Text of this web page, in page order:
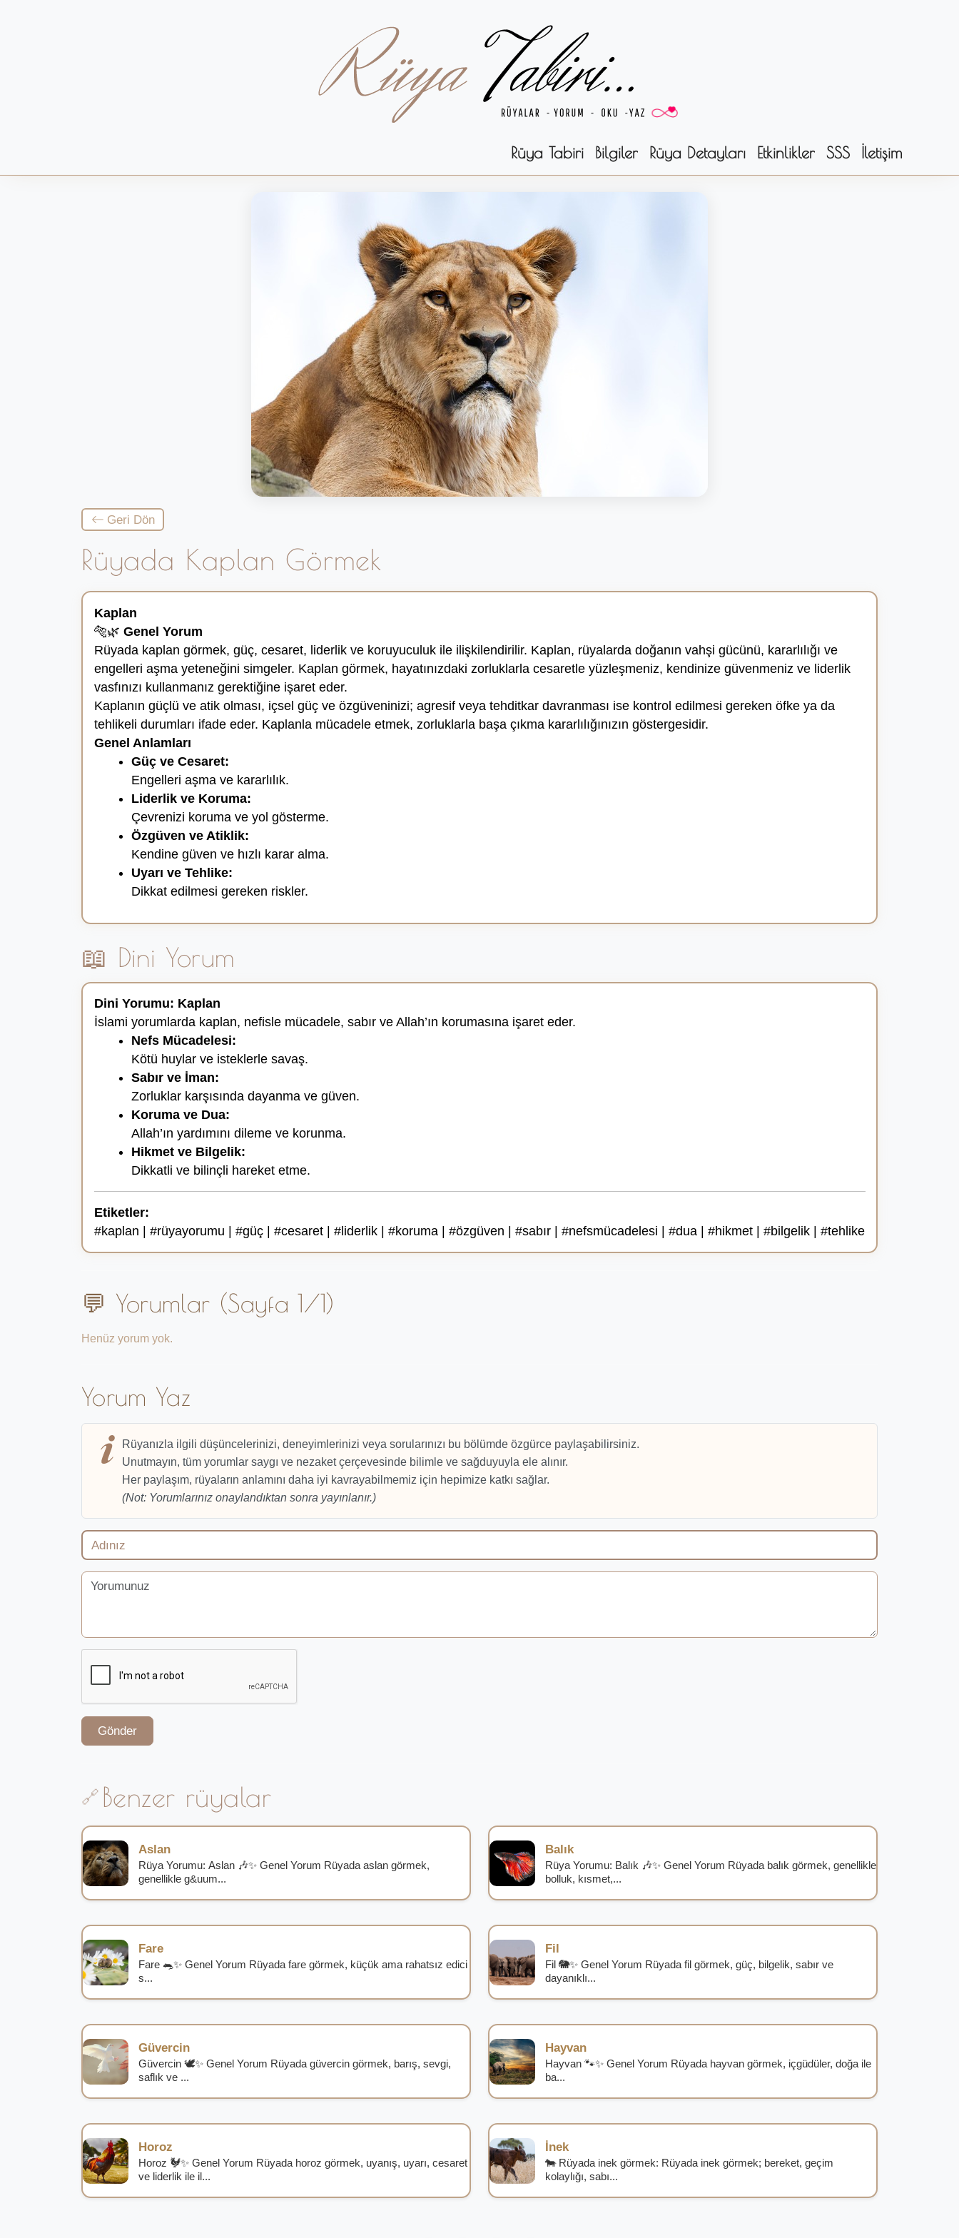
Rüya Tabiri Bilgiler Rüya Detayları Etkinlikler SSS İletişim
Geri Dön
Rüyada Kaplan Görmek
Kaplan
🐅🌿 Genel Yorum
Rüyada kaplan görmek, güç, cesaret, liderlik ve koruyuculuk ile ilişkilendirilir. Kaplan, rüyalarda doğanın vahşi gücünü, kararlılığı ve
engelleri aşma yeteneğini simgeler. Kaplan görmek, hayatınızdaki zorluklarla cesaretle yüzleşmeniz, kendinize güvenmeniz ve liderlik
vasfınızı kullanmanız gerektiğine işaret eder.
Kaplanın güçlü ve atik olması, içsel güç ve özgüveninizi; agresif veya tehditkar davranması ise kontrol edilmesi gereken öfke ya da
tehlikeli durumları ifade eder. Kaplanla mücadele etmek, zorluklarla başa çıkma kararlılığınızın göstergesidir.
Genel Anlamları
Güç ve Cesaret:
Engelleri aşma ve kararlılık.
Liderlik ve Koruma:
Çevrenizi koruma ve yol gösterme.
Özgüven ve Atiklik:
Kendine güven ve hızlı karar alma.
Uyarı ve Tehlike:
Dikkat edilmesi gereken riskler.
📖 Dini Yorum
Dini Yorumu: Kaplan
İslami yorumlarda kaplan, nefisle mücadele, sabır ve Allah’ın korumasına işaret eder.
Nefs Mücadelesi:
Kötü huylar ve isteklerle savaş.
Sabır ve İman:
Zorluklar karşısında dayanma ve güven.
Koruma ve Dua:
Allah’ın yardımını dileme ve korunma.
Hikmet ve Bilgelik:
Dikkatli ve bilinçli hareket etme.
Etiketler:
#kaplan | #rüyayorumu | #güç | #cesaret | #liderlik | #koruma | #özgüven | #sabır | #nefsmücadelesi | #dua | #hikmet | #bilgelik | #tehlike
💬 Yorumlar (Sayfa 1/1)
Henüz yorum yok.
Yorum Yaz
Rüyanızla ilgili düşüncelerinizi, deneyimlerinizi veya sorularınızı bu bölümde özgürce paylaşabilirsiniz.
Unutmayın, tüm yorumlar saygı ve nezaket çerçevesinde bilimle ve sağduyuyla ele alınır.
Her paylaşım, rüyaların anlamını daha iyi kavrayabilmemiz için hepimize katkı sağlar.
(Not: Yorumlarınız onaylandıktan sonra yayınlanır.)
Gönder
Benzer rüyalar
Aslan
Rüya Yorumu: Aslan 🎶✨ Genel Yorum Rüyada aslan görmek,
genellikle g&uum...
Balık
Rüya Yorumu: Balık 🎶✨ Genel Yorum Rüyada balık görmek, genellikle
bolluk, kısmet,...
Fare
Fare 🐀✨ Genel Yorum Rüyada fare görmek, küçük ama rahatsız edici
s...
Fil
Fil 🐘✨ Genel Yorum Rüyada fil görmek, güç, bilgelik, sabır ve
dayanıklı...
Güvercin
Güvercin 🕊️✨ Genel Yorum Rüyada güvercin görmek, barış, sevgi,
saflık ve ...
Hayvan
Hayvan 🐾✨ Genel Yorum Rüyada hayvan görmek, içgüdüler, doğa ile
ba...
Horoz
Horoz 🐓✨ Genel Yorum Rüyada horoz görmek, uyanış, uyarı, cesaret
ve liderlik ile il...
İnek
🐄 Rüyada inek görmek: Rüyada inek görmek; bereket, geçim
kolaylığı, sabı...